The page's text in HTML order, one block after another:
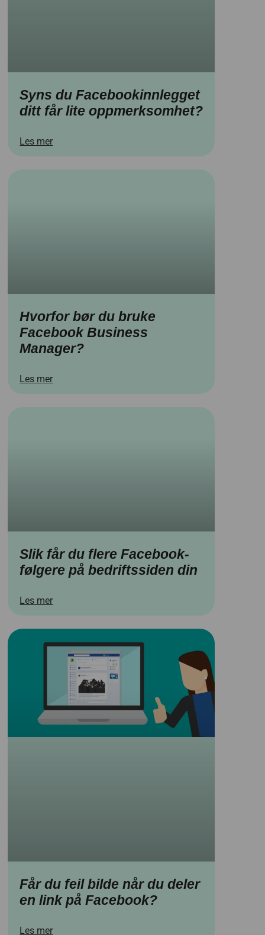
Syns du Facebookinnlegget
ditt får lite oppmerksomhet?
Les mer
Hvorfor bør du bruke
Facebook Business
Manager?
Les mer
Slik får du flere Facebook-
følgere på bedriftssiden din
Les mer
Får du feil bilde når du deler
en link på Facebook?
Les mer